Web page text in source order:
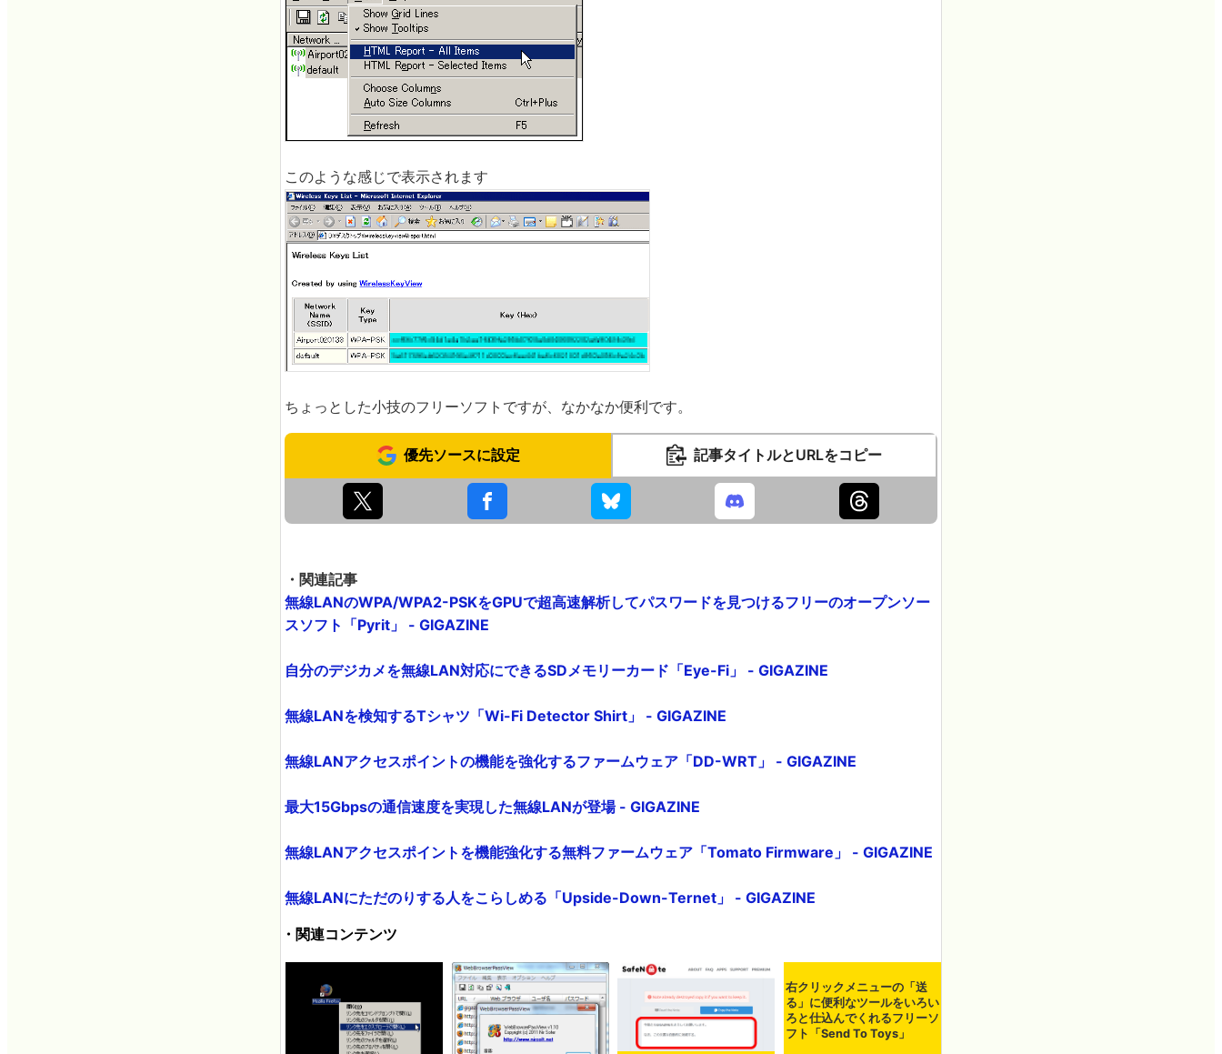
このような感じで表示されます
ちょっとした小技のフリーソフトですが、なかなか便利です。
優先ソースに設定 記事タイトルとURLをコピー
・関連記事
無線LANのWPA/WPA2-PSKをGPUで超高速解析してパスワードを見つけるフリーのオープンソー
スソフト「Pyrit」 - GIGAZINE
自分のデジカメを無線LAN対応にできるSDメモリーカード「Eye-Fi」 - GIGAZINE
無線LANを検知するTシャツ「Wi-Fi Detector Shirt」 - GIGAZINE
無線LANアクセスポイントの機能を強化するファームウェア「DD-WRT」 - GIGAZINE
最大15Gbpsの通信速度を実現した無線LANが登場 - GIGAZINE
無線LANアクセスポイントを機能強化する無料ファームウェア「Tomato Firmware」 - GIGAZINE
無線LANにただのりする人をこらしめる「Upside-Down-Ternet」 - GIGAZINE
・関連コンテンツ
右クリックメニューの「送
る」に便利なツールをいろい
ろと仕込んでくれるフリーソ
フト「Send To Toys」